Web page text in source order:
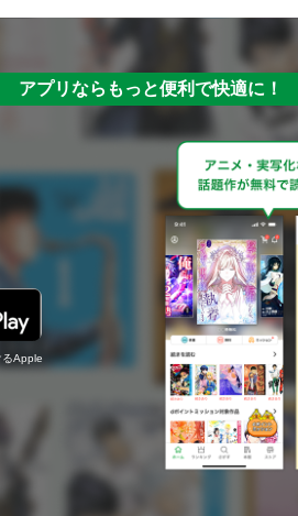
アプリならもっと便利で快適に！
Apple